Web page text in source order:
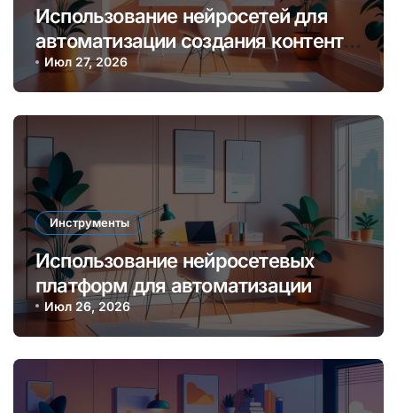
Использование нейросетей для
автоматизации создания контента
и увеличения дохода онлайн
Июл 27, 2026
Инструменты
Использование нейросетевых
платформ для автоматизации
создания контента и монетизации
онлайн
Июл 26, 2026